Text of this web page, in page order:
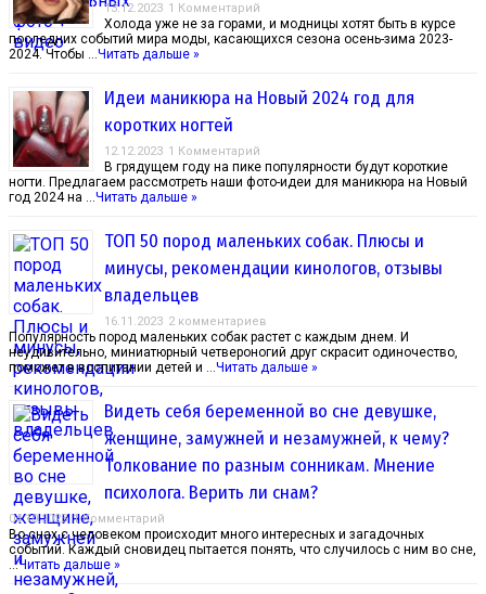
13.12.2023 1 Комментарий
Холода уже не за горами, и модницы хотят быть в курсе
последних событий мира моды, касающихся сезона осень-зима 2023-
2024. Чтобы …Читать дальше »
Идеи маникюра на Новый 2024 год для
коротких ногтей
12.12.2023 1 Комментарий
В грядущем году на пике популярности будут короткие
ногти. Предлагаем рассмотреть наши фото-идеи для маникюра на Новый
год 2024 на …Читать дальше »
ТОП 50 пород маленьких собак. Плюсы и
минусы, рекомендации кинологов, отзывы
владельцев
16.11.2023 2 комментариев
Популярность пород маленьких собак растет с каждым днем. И
неудивительно, миниатюрный четвероногий друг скрасит одиночество,
поможет в воспитании детей и …Читать дальше »
Видеть себя беременной во сне девушке,
женщине, замужней и незамужней, к чему?
Толкование по разным сонникам. Мнение
психолога. Верить ли снам?
04.10.2023 1 Комментарий
Во снах с человеком происходит много интересных и загадочных
событий. Каждый сновидец пытается понять, что случилось с ним во сне,
…Читать дальше »